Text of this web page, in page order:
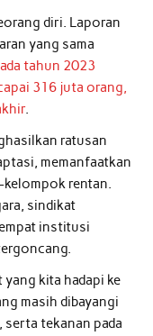
diri. Laporan
yang sama
tahun 2023
316 juta orang,
.
ratusan
memanfaatkan
rentan.
sindikat
institusi
kita hadapi ke
masih dibayangi
tekanan pada